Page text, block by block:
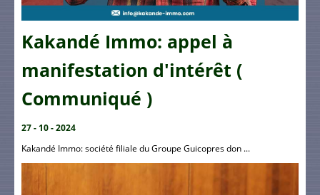
Kakandé Immo: appel à
manifestation d'intérêt (
Communiqué )
27 - 10 - 2024
Kakandé Immo: société filiale du Groupe Guicopres don ...